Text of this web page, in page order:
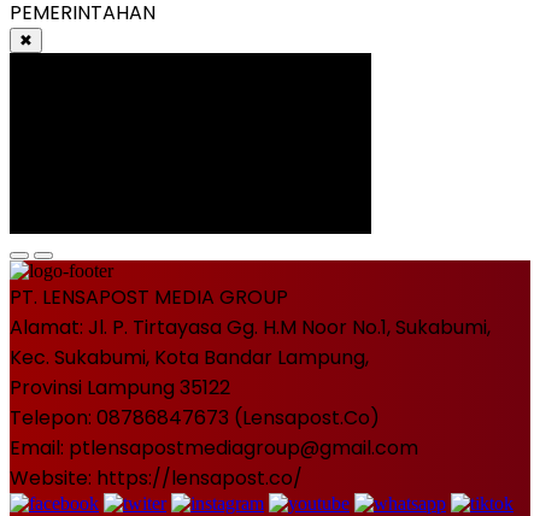
PEMERINTAHAN
✖
PT. LENSAPOST MEDIA GROUP
Alamat: Jl. P. Tirtayasa Gg. H.M Noor No.1, Sukabumi,
Kec. Sukabumi, Kota Bandar Lampung,
Provinsi Lampung 35122
Telepon: 08786847673 (Lensapost.Co)
Email: ptlensapostmediagroup@gmail.com
Website: https://lensapost.co/